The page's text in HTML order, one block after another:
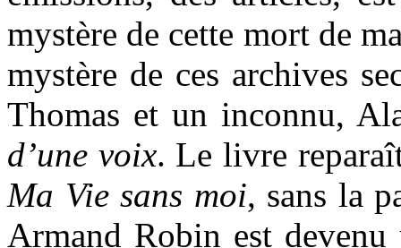
mystère de cette mort de
mystère de ces archives
Thomas et un inconnu,
d’une voix. Le livre
Ma Vie sans moi, sans la
Armand Robin est